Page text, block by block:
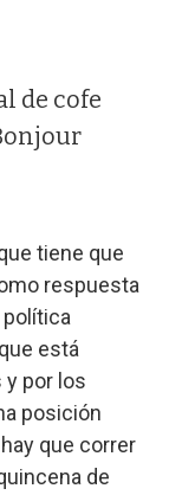
de cofe
tiene que
respuesta
política
está
y por los
posición
que correr
de